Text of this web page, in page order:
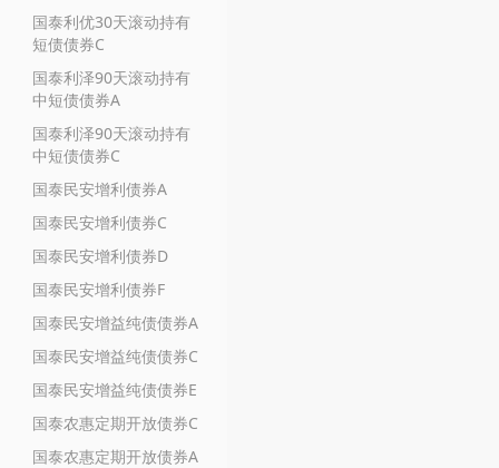
国泰利优30天滚动持有
短债债券C
国泰利泽90天滚动持有
中短债债券A
国泰利泽90天滚动持有
中短债债券C
国泰民安增利债券A
国泰民安增利债券C
国泰民安增利债券D
国泰民安增利债券F
国泰民安增益纯债债券A
国泰民安增益纯债债券C
国泰民安增益纯债债券E
国泰农惠定期开放债券C
国泰农惠定期开放债券A